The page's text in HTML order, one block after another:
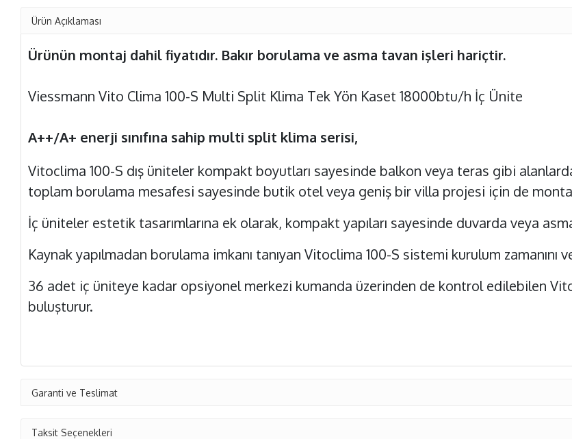
Ürün Açıklaması
Ürünün montaj dahil fiyatıdır. Bakır borulama ve asma tavan işleri hariçtir.
Viessmann Vito Clima 100-S Multi Split Klima Tek Yön Kaset 18000btu/h İç Ünite
A++/A+ enerji sınıfına sahip multi split klima serisi,
Vitoclima 100-S dış üniteler kompakt boyutları sayesinde balkon veya teras gibi
toplam borulama mesafesi sayesinde butik otel veya geniş bir villa projesi için de montaj
İç üniteler estetik tasarımlarına ek olarak, kompakt yapıları sayesinde duvarda veya
Kaynak yapılmadan borulama imkanı tanıyan Vitoclima 100-S sistemi kurulum zamanını
36 adet iç üniteye kadar opsiyonel merkezi kumanda üzerinden de kontrol edilebilen
buluşturur.
Garanti ve Teslimat
Taksit Seçenekleri